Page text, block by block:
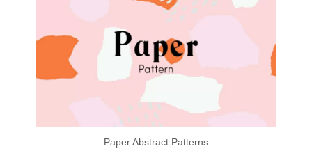
Paper Abstract Patterns